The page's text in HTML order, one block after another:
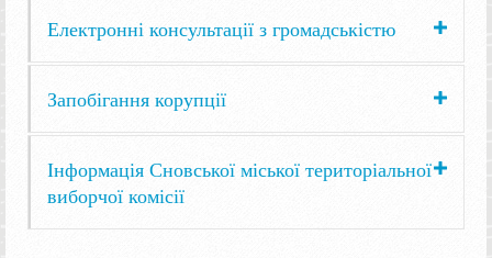
Електронні консультації з громадськістю
Запобігання корупції
Інформація Сновської міської територіальної
виборчої комісії